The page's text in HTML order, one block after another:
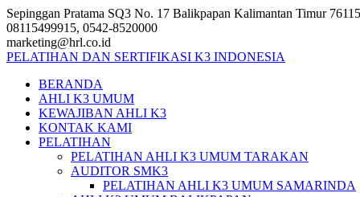
Skip
to
content
Sepinggan Pratama SQ3 No. 17 Balikpapan Kalimantan Timur 76115
08115499915, 0542-8520000
marketing@hrl.co.id
PELATIHAN DAN SERTIFIKASI K3 INDONESIA
BERANDA
AHLI K3 UMUM
KEWAJIBAN AHLI K3
KONTAK KAMI
PELATIHAN
PELATIHAN AHLI K3 UMUM TARAKAN
AUDITOR SMK3
PELATIHAN AHLI K3 UMUM SAMARINDA